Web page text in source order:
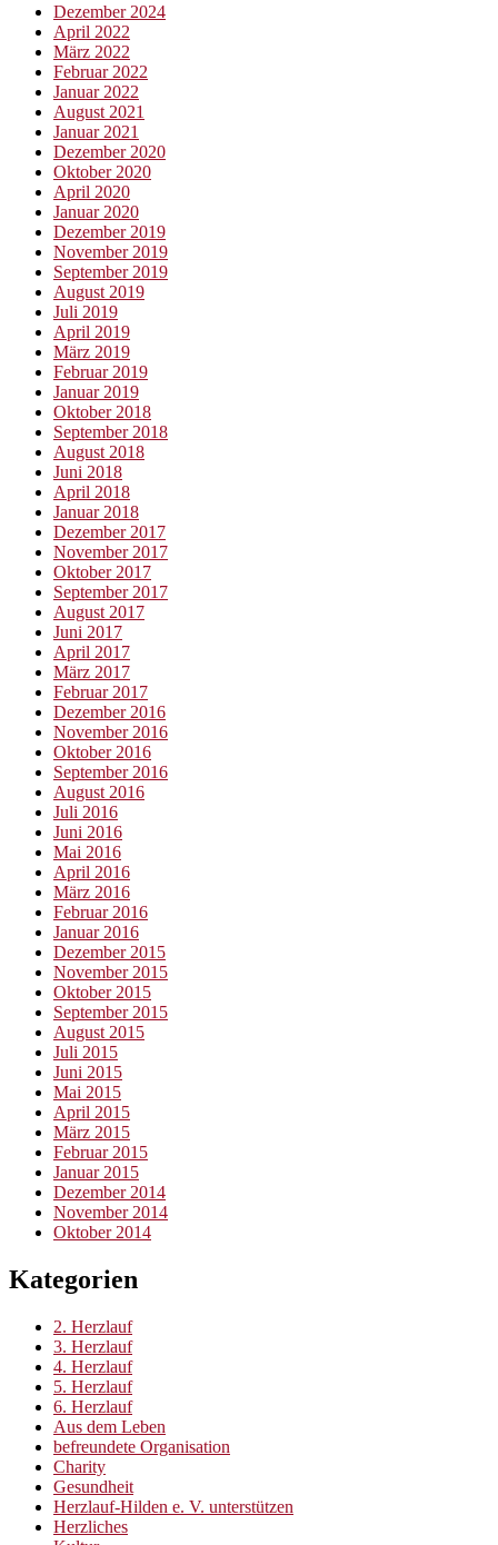
Dezember 2024
April 2022
März 2022
Februar 2022
Januar 2022
August 2021
Januar 2021
Dezember 2020
Oktober 2020
April 2020
Januar 2020
Dezember 2019
November 2019
September 2019
August 2019
Juli 2019
April 2019
März 2019
Februar 2019
Januar 2019
Oktober 2018
September 2018
August 2018
Juni 2018
April 2018
Januar 2018
Dezember 2017
November 2017
Oktober 2017
September 2017
August 2017
Juni 2017
April 2017
März 2017
Februar 2017
Dezember 2016
November 2016
Oktober 2016
September 2016
August 2016
Juli 2016
Juni 2016
Mai 2016
April 2016
März 2016
Februar 2016
Januar 2016
Dezember 2015
November 2015
Oktober 2015
September 2015
August 2015
Juli 2015
Juni 2015
Mai 2015
April 2015
März 2015
Februar 2015
Januar 2015
Dezember 2014
November 2014
Oktober 2014
Kategorien
2. Herzlauf
3. Herzlauf
4. Herzlauf
5. Herzlauf
6. Herzlauf
Aus dem Leben
befreundete Organisation
Charity
Gesundheit
Herzlauf-Hilden e. V. unterstützen
Herzliches